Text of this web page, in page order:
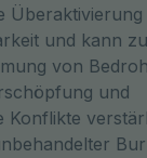
und kann
von
und
Konflikte